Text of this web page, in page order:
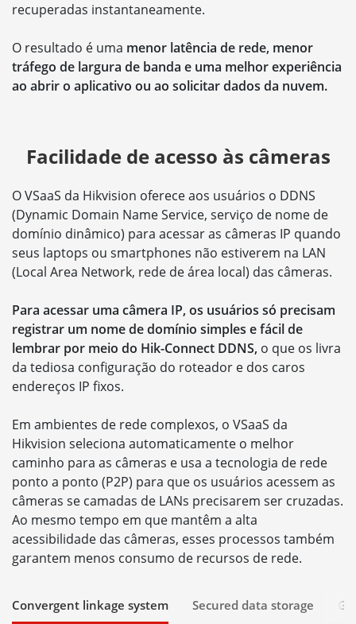
recuperadas instantaneamente.
O resultado é uma menor latência de rede, menor
tráfego de largura de banda e uma melhor experiência
ao abrir o aplicativo ou ao solicitar dados da nuvem.
Facilidade de acesso às câmeras
O VSaaS da Hikvision oferece aos usuários o DDNS
(Dynamic Domain Name Service, serviço de nome de
domínio dinâmico) para acessar as câmeras IP quando
seus laptops ou smartphones não estiverem na LAN
(Local Area Network, rede de área local) das câmeras.
Para acessar uma câmera IP, os usuários só precisam
registrar um nome de domínio simples e fácil de
lembrar por meio do Hik-Connect DDNS, o que os livra
da tediosa configuração do roteador e dos caros
endereços IP fixos.
Em ambientes de rede complexos, o VSaaS da
Hikvision seleciona automaticamente o melhor
caminho para as câmeras e usa a tecnologia de rede
ponto a ponto (P2P) para que os usuários acessem as
câmeras se camadas de LANs precisarem ser cruzadas.
Ao mesmo tempo em que mantêm a alta
acessibilidade das câmeras, esses processos também
garantem menos consumo de recursos de rede.
Convergent linkage system Secured data storage